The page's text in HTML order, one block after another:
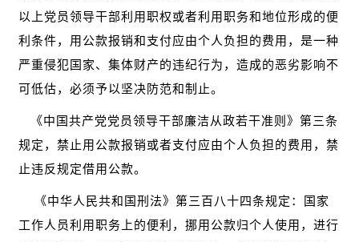
以上党员领导干部利用职权或者利用职务和地位形成的便
利条件，用公款报销和支付应由个人负担的费用，是一种
严重侵犯国家、集体财产的违纪行为，造成的恶劣影响不
可低估，必须予以坚决防范和制止。
《中国共产党党员领导干部廉洁从政若干准则》第三条
规定，禁止用公款报销或者支付应由个人负担的费用，禁
止违反规定借用公款。
《中华人民共和国刑法》第三百八十四条规定：国家
工作人员利用职务上的便利，挪用公款归个人使用，进行